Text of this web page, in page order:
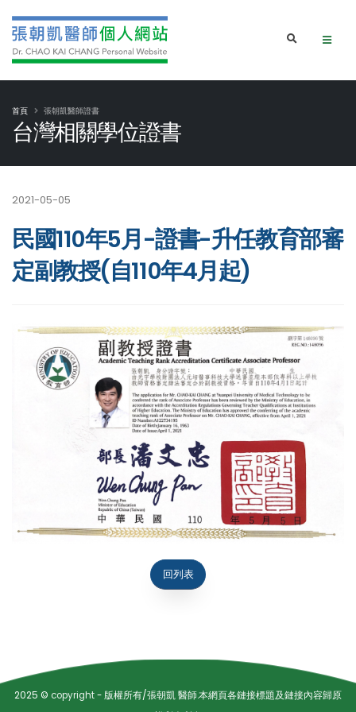
台灣相關學位證書
首頁 張朝凱醫師證書
2021-05-05
民國110年5月-證書-升任教育部審
定副教授(自110年4月起)
回列表
2025 © copyright- 版權所有/張朝凱 醫師.本網頁各鏈接標題及鏈接內容歸原